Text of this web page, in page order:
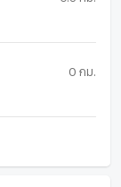
0 กม.